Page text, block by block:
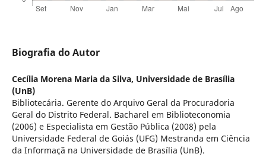
Biografia do Autor
Cecília Morena Maria da Silva, Universidade de Brasília
(UnB)
Bibliotecária. Gerente do Arquivo Geral da Procuradoria
Geral do Distrito Federal. Bacharel em Biblioteconomia
(2006) e Especialista em Gestão Pública (2008) pela
Universidade Federal de Goiás (UFG) Mestranda em Ciência
da Informaçã na Universidade de Brasília (UnB).